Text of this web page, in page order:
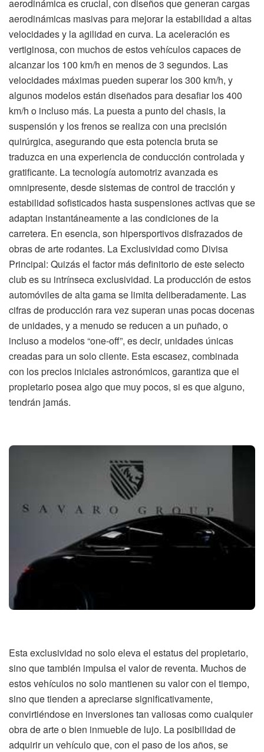
aerodinámica es crucial, con diseños que generan cargas
aerodinámicas masivas para mejorar la estabilidad a altas
velocidades y la agilidad en curva. La aceleración es
vertiginosa, con muchos de estos vehículos capaces de
alcanzar los 100 km/h en menos de 3 segundos. Las
velocidades máximas pueden superar los 300 km/h, y
algunos modelos están diseñados para desafiar los 400
km/h o incluso más. La puesta a punto del chasis, la
suspensión y los frenos se realiza con una precisión
quirúrgica, asegurando que esta potencia bruta se
traduzca en una experiencia de conducción controlada y
gratificante. La tecnología automotriz avanzada es
omnipresente, desde sistemas de control de tracción y
estabilidad sofisticados hasta suspensiones activas que se
adaptan instantáneamente a las condiciones de la
carretera. En esencia, son hipersportivos disfrazados de
obras de arte rodantes. La Exclusividad como Divisa
Principal: Quizás el factor más definitorio de este selecto
club es su intrínseca exclusividad. La producción de estos
automóviles de alta gama se limita deliberadamente. Las
cifras de producción rara vez superan unas pocas docenas
de unidades, y a menudo se reducen a un puñado, o
incluso a modelos “one-off”, es decir, unidades únicas
creadas para un solo cliente. Esta escasez, combinada
con los precios iniciales astronómicos, garantiza que el
propietario posea algo que muy pocos, si es que alguno,
tendrán jamás.
Esta exclusividad no solo eleva el estatus del propietario,
sino que también impulsa el valor de reventa. Muchos de
estos vehículos no solo mantienen su valor con el tiempo,
sino que tienden a apreciarse significativamente,
convirtiéndose en inversiones tan valiosas como cualquier
obra de arte o bien inmueble de lujo. La posibilidad de
adquirir un vehículo que, con el paso de los años, se